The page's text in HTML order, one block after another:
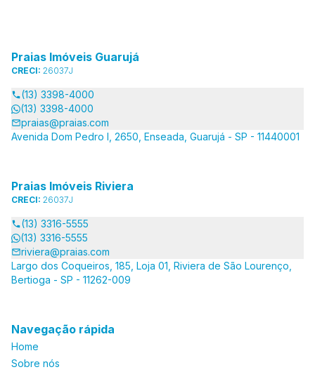
Praias Imóveis Guarujá
CRECI: 26037J
(13) 3398-4000
(13) 3398-4000
praias@praias.com
Avenida Dom Pedro I, 2650, Enseada, Guarujá - SP - 11440001
Praias Imóveis Riviera
CRECI: 26037J
(13) 3316-5555
(13) 3316-5555
riviera@praias.com
Largo dos Coqueiros, 185, Loja 01, Riviera de São Lourenço,
Bertioga - SP - 11262-009
Navegação rápida
Home
Sobre nós